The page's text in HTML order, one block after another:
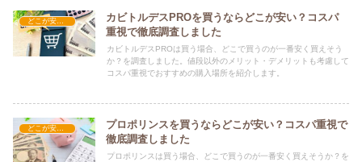
どこが安い？-日用品
カビトルデスPROを買うならどこが安い？コスパ
重視で徹底調査しました
カビトルデスPROは買う場合、どこで買うのが一番安く買えそう
か？を調査しました。値段以外のメリット・デメリットも考慮して
コスパ重視でおすすめの購入場所を紹介します。
どこが安い？-日用品
プロポリンスを買うならどこが安い？コスパ重視で
徹底調査しました
プロポリンスは買う場合、どこで買うのが一番安く買えそうか？を